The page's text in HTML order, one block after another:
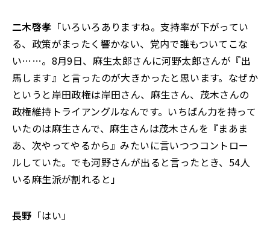
二木啓孝 「いろいろありますね。支持率が下がってい
る、政策がまったく響かない、党内で誰もついてこな
い……。8月9日、麻生太郎さんに河野太郎さんが『出
馬します』と言ったのが大きかったと思います。なぜか
というと岸田政権は岸田さん、麻生さん、茂木さんの
政権維持トライアングルなんです。いちばん力を持って
いたのは麻生さんで、麻生さんは茂木さんを『まあま
あ、次やってやるから』みたいに言いつつコントロー
ルしていた。でも河野さんが出ると言ったとき、54人
いる麻生派が割れると」
長野 「はい」